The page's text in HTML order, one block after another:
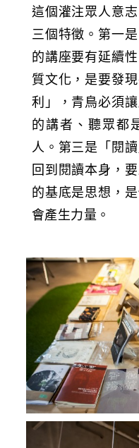
這個灌注眾人意
三個特徵。第一
的講座要有延續
質文化，是要發
利」，青鳥必須
的講者、聽眾都
人。第三是「閱
回到閱讀本身，
的基底是思想，
會產生力量。